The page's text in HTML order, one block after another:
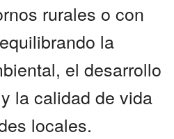
rurales o con
la
el desarrollo
la calidad de vida
locales.